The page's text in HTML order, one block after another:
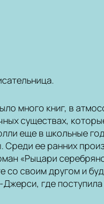
много книг, в
существах,
еще в школьные
Среди ее ранних
«Рыцари
со своим другом и
где